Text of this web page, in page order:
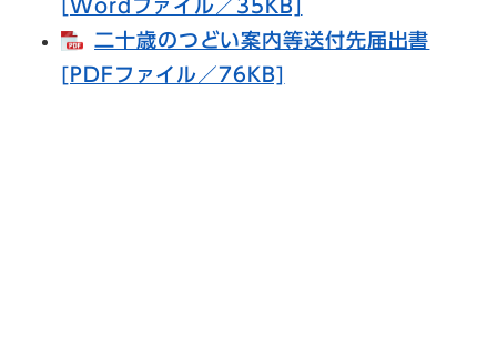
[Wordファイル／35KB]
二十歳のつどい案内等送付先届出書
[PDFファイル／76KB]